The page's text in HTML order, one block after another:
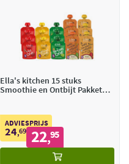
Ella's kitchen 15 stuks
Smoothie en Ontbijt Pakket
ADVIESPRIJS
24,69 22,95